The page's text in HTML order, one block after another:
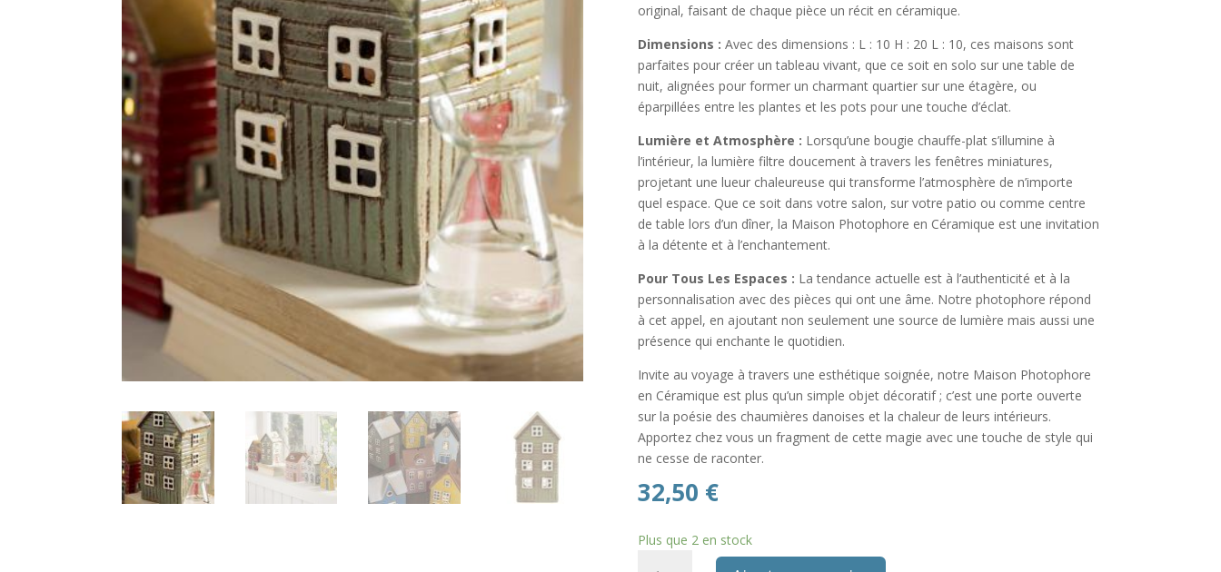
original, faisant de chaque pièce un récit en céramique.
Dimensions : Avec des dimensions : L : 10 H : 20 L : 10, ces maisons sont
parfaites pour créer un tableau vivant, que ce soit en solo sur une table de
nuit, alignées pour former un charmant quartier sur une étagère, ou
éparpillées entre les plantes et les pots pour une touche d’éclat.
Lumière et Atmosphère : Lorsqu’une bougie chauffe-plat s’illumine à
l’intérieur, la lumière filtre doucement à travers les fenêtres miniatures,
projetant une lueur chaleureuse qui transforme l’atmosphère de n’importe
quel espace. Que ce soit dans votre salon, sur votre patio ou comme centre
de table lors d’un dîner, la Maison Photophore en Céramique est une invitation
à la détente et à l’enchantement.
Pour Tous Les Espaces : La tendance actuelle est à l’authenticité et à la
personnalisation avec des pièces qui ont une âme. Notre photophore répond
à cet appel, en ajoutant non seulement une source de lumière mais aussi une
présence qui enchante le quotidien.
Invite au voyage à travers une esthétique soignée, notre Maison Photophore
en Céramique est plus qu’un simple objet décoratif ; c’est une porte ouverte
sur la poésie des chaumières danoises et la chaleur de leurs intérieurs.
Apportez chez vous un fragment de cette magie avec une touche de style qui
ne cesse de raconter.
32,50 €
Plus que 2 en stock